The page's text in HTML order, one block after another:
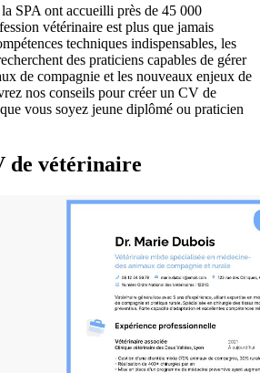
SPA ont accueilli près de 45 000
vétérinaire est plus que jamais
techniques indispensables, les
des praticiens capables de gérer
de compagnie et les nouveaux enjeux de
nos conseils pour créer un CV de
vous soyez jeune diplômé ou praticien
de vétérinaire